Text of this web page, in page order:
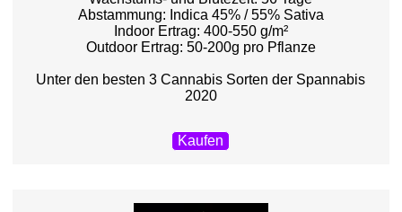
Abstammung: Indica 45% / 55% Sativa
Indoor Ertrag: 400-550 g/m²
Outdoor Ertrag: 50-200g pro Pflanze
Unter den besten 3 Cannabis Sorten der Spannabis
2020
Kaufen